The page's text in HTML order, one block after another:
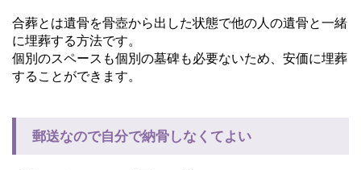
合葬とは遺骨を骨壺から出した状態で他の人の遺骨と一緒
に埋葬する方法です。
個別のスペースも個別の墓碑も必要ないため、安価に埋葬
することができます。
郵送なので自分で納骨しなくてよい